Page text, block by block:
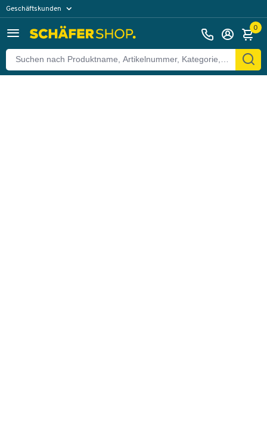
Geschäftskunden
0
Zurück